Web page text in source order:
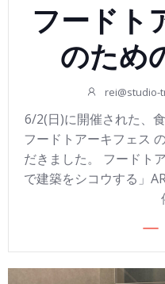
フードト
のため
rei@studio-
6/2(日)に開催された、
フードトアーキフェス
だきました。 フードト
で建築をシコウする」